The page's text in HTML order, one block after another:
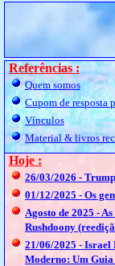
Referências :
Quem somos
Cupom de resposta
Vínculos
Material & livros
Hoje :
26/03/2026 -
01/12/2025 - Os
Agosto de 2025 -
Rushdoony
21/06/2025 -
Moderno: Um